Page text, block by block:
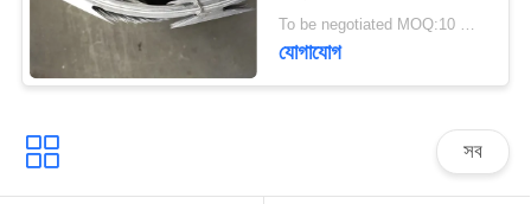
To be negotiated MOQ:10 রোলস
যোগাযোগ
সব